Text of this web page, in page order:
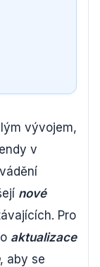
vývojem,
v
nové
Pro
aktualizace
, aby se